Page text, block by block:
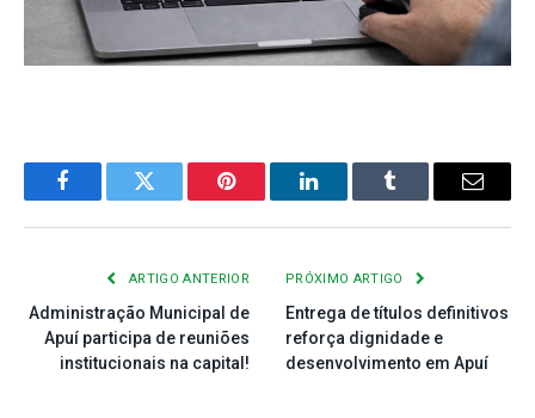
FacebookTwitter Pinterest LinkedInTumblr
E-
ARTIGO ANTERIOR
Administração Municipal de
Apuí participa de reuniões
institucionais na capital!
PRÓXIMO ARTIGO
Entrega de títulos definitivos
reforça dignidade e
desenvolvimento em Apuí